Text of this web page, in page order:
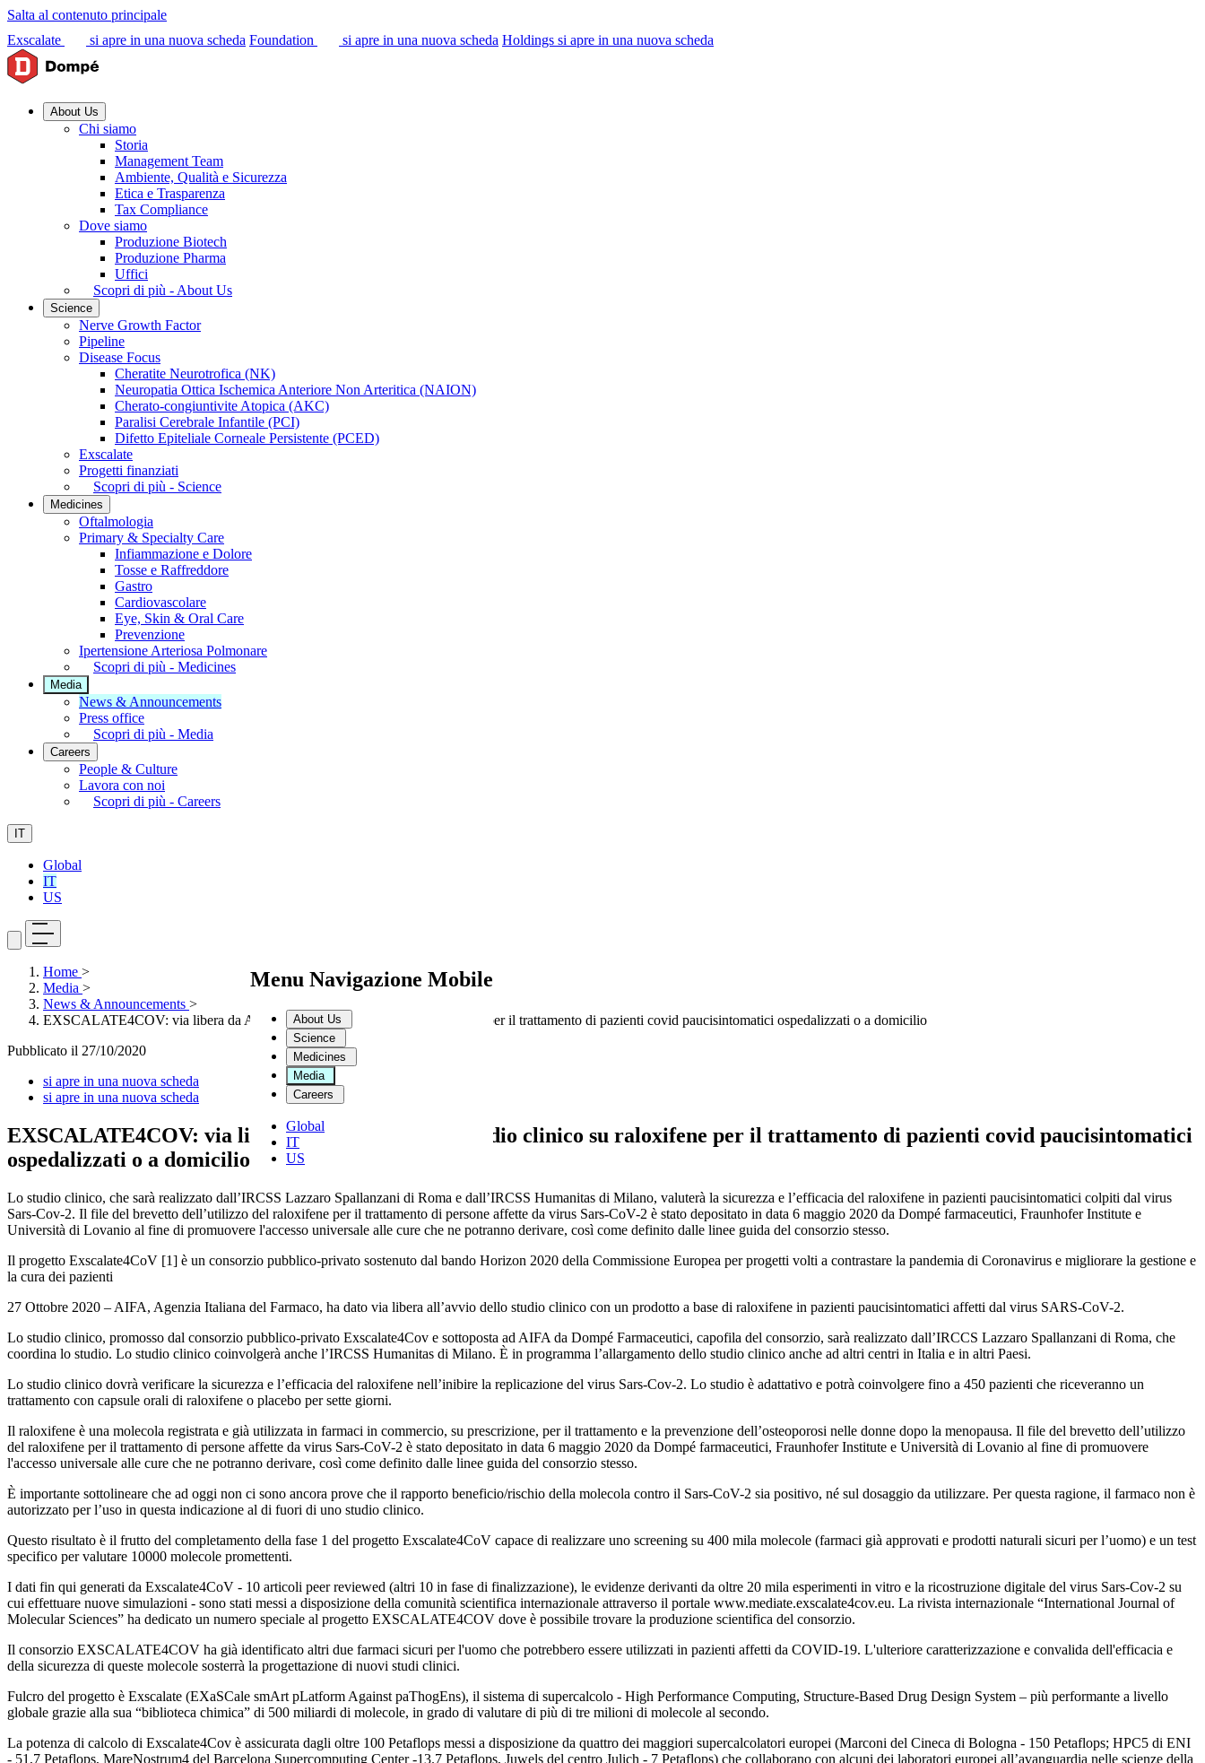
Salta al contenuto principale
Exscalate
si apre in una nuova scheda Foundation si apre in una nuova scheda Holdings si apre in una nuova scheda
About Us
Chi siamo
Storia
Management Team
Ambiente, Qualità e Sicurezza
Etica e Trasparenza
Tax Compliance
Dove siamo
Produzione Biotech
Produzione Pharma
Uffici
Scopri di più - About Us
Science
Nerve Growth Factor
Pipeline
Disease Focus
Cheratite Neurotrofica (NK)
Neuropatia Ottica Ischemica Anteriore Non Arteritica (NAION)
Cherato-congiuntivite Atopica (AKC)
Paralisi Cerebrale Infantile (PCI)
Difetto Epiteliale Corneale Persistente (PCED)
Exscalate
Progetti finanziati
Scopri di più - Science
Medicines
Oftalmologia
Primary & Specialty Care
Infiammazione e Dolore
Tosse e Raffreddore
Gastro
Cardiovascolare
Eye, Skin & Oral Care
Prevenzione
Ipertensione Arteriosa Polmonare
Scopri di più - Medicines
Media
News & Announcements
Press office
Scopri di più - Media
Careers
People & Culture
Lavora con noi
Scopri di più - Careers
IT
Global
IT
US
Menu Navigazione Mobile
About Us
Science
Medicines
Media
Careers
Global
IT
US
Home >
Media >
News & Announcements >
EXSCALATE4COV: via libera da AIFA ad avvio studio clinico su raloxifene per il trattamento di pazienti covid paucisintomatici ospedalizzati o a domicilio
Pubblicato il 27/10/2020
si apre in una nuova scheda
si apre in una nuova scheda
EXSCALATE4COV: via libera da AIFA ad avvio studio clinico su raloxifene per il trattamento di pazienti covid paucisintomatici
ospedalizzati o a domicilio
Lo studio clinico, che sarà realizzato dall’IRCSS Lazzaro Spallanzani di Roma e dall’IRCSS Humanitas di Milano, valuterà la sicurezza e l’efficacia del raloxifene in pazienti paucisintomatici colpiti dal virus
Sars-Cov-2. Il file del brevetto dell’utilizzo del raloxifene per il trattamento di persone affette da virus Sars-CoV-2 è stato depositato in data 6 maggio 2020 da Dompé farmaceutici, Fraunhofer Institute e
Università di Lovanio al fine di promuovere l'accesso universale alle cure che ne potranno derivare, così come definito dalle linee guida del consorzio stesso.
Il progetto Exscalate4CoV [1] è un consorzio pubblico-privato sostenuto dal bando Horizon 2020 della Commissione Europea per progetti volti a contrastare la pandemia di Coronavirus e migliorare la gestione e
la cura dei pazienti
27 Ottobre 2020 – AIFA, Agenzia Italiana del Farmaco, ha dato via libera all’avvio dello studio clinico con un prodotto a base di raloxifene in pazienti paucisintomatici affetti dal virus SARS-CoV-2.
Lo studio clinico, promosso dal consorzio pubblico-privato Exscalate4Cov e sottoposta ad AIFA da Dompé Farmaceutici, capofila del consorzio, sarà realizzato dall’IRCCS Lazzaro Spallanzani di Roma, che
coordina lo studio. Lo studio clinico coinvolgerà anche l’IRCSS Humanitas di Milano. È in programma l’allargamento dello studio clinico anche ad altri centri in Italia e in altri Paesi.
Lo studio clinico dovrà verificare la sicurezza e l’efficacia del raloxifene nell’inibire la replicazione del virus Sars-Cov-2. Lo studio è adattativo e potrà coinvolgere fino a 450 pazienti che riceveranno un
trattamento con capsule orali di raloxifene o placebo per sette giorni.
Il raloxifene è una molecola registrata e già utilizzata in farmaci in commercio, su prescrizione, per il trattamento e la prevenzione dell’osteoporosi nelle donne dopo la menopausa. Il file del brevetto dell’utilizzo
del raloxifene per il trattamento di persone affette da virus Sars-CoV-2 è stato depositato in data 6 maggio 2020 da Dompé farmaceutici, Fraunhofer Institute e Università di Lovanio al fine di promuovere
l'accesso universale alle cure che ne potranno derivare, così come definito dalle linee guida del consorzio stesso.
È importante sottolineare che ad oggi non ci sono ancora prove che il rapporto beneficio/rischio della molecola contro il Sars-CoV-2 sia positivo, né sul dosaggio da utilizzare. Per questa ragione, il farmaco non è
autorizzato per l’uso in questa indicazione al di fuori di uno studio clinico.
Questo risultato è il frutto del completamento della fase 1 del progetto Exscalate4CoV capace di realizzare uno screening su 400 mila molecole (farmaci già approvati e prodotti naturali sicuri per l’uomo) e un test
specifico per valutare 10000 molecole promettenti.
I dati fin qui generati da Exscalate4CoV - 10 articoli peer reviewed (altri 10 in fase di finalizzazione), le evidenze derivanti da oltre 20 mila esperimenti in vitro e la ricostruzione digitale del virus Sars-Cov-2 su
cui effettuare nuove simulazioni - sono stati messi a disposizione della comunità scientifica internazionale attraverso il portale www.mediate.exscalate4cov.eu. La rivista internazionale “International Journal of
Molecular Sciences” ha dedicato un numero speciale al progetto EXSCALATE4COV dove è possibile trovare la produzione scientifica del consorzio.
Il consorzio EXSCALATE4COV ha già identificato altri due farmaci sicuri per l'uomo che potrebbero essere utilizzati in pazienti affetti da COVID-19. L'ulteriore caratterizzazione e convalida dell'efficacia e
della sicurezza di queste molecole sosterrà la progettazione di nuovi studi clinici.
Fulcro del progetto è Exscalate (EXaSCale smArt pLatform Against paThogEns), il sistema di supercalcolo - High Performance Computing, Structure-Based Drug Design System – più performante a livello
globale grazie alla sua “biblioteca chimica” di 500 miliardi di molecole, in grado di valutare di più di tre milioni di molecole al secondo.
La potenza di calcolo di Exscalate4Cov è assicurata dagli oltre 100 Petaflops messi a disposizione da quattro dei maggiori supercalcolatori europei (Marconi del Cineca di Bologna - 150 Petaflops; HPC5 di ENI
- 51,7 Petaflops, MareNostrum4 del Barcelona Supercomputing Center -13.7 Petaflops, Juwels del centro Julich - 7 Petaflops) che collaborano con alcuni dei laboratori europei all’avanguardia nelle scienze della